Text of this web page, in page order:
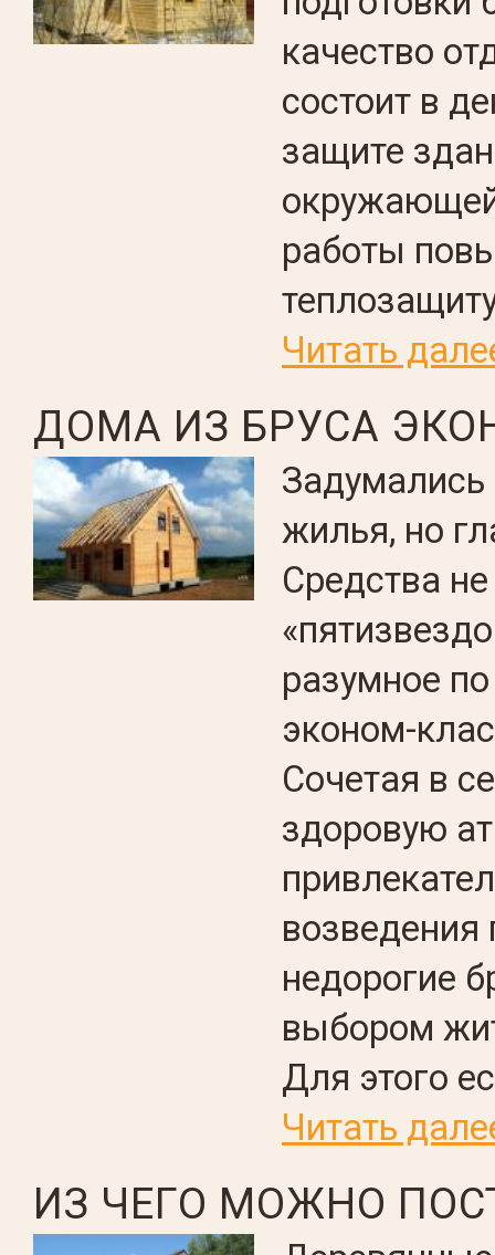
качество
состоит в
защите
работы
Читать
ДОМА ИЗ БРУСА
Задумались
жилья, но
Средства
разумное
эконом-
Сочетая в
здоровую
возведения
недорогие
выбором
Для этого
Читать
ИЗ ЧЕГО МОЖНО